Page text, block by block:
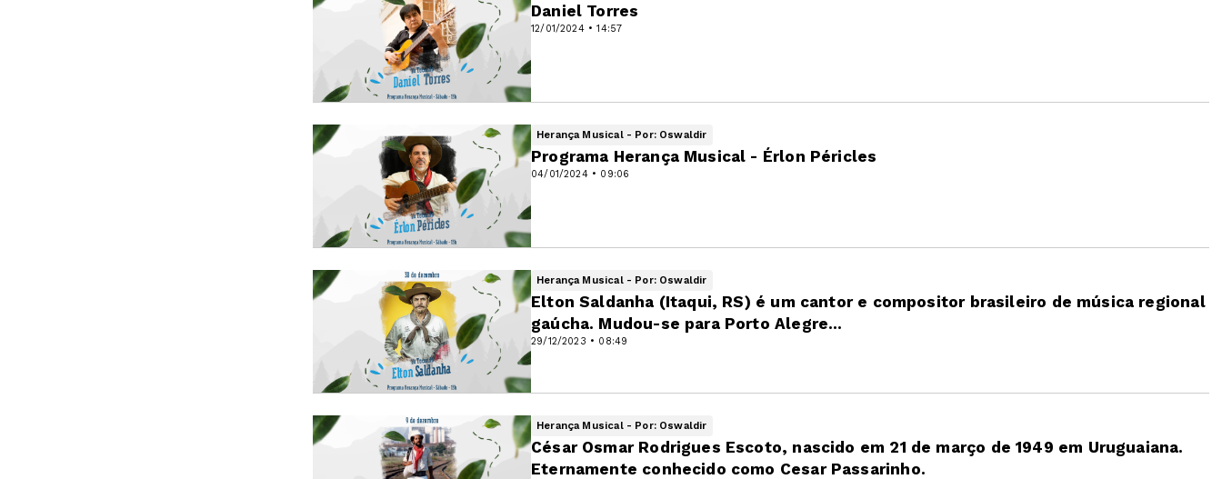
12/01/2024 • 14:57
Daniel Torres
Herança Musical - Por: Oswaldir
04/01/2024 • 09:06
Programa Herança Musical - Érlon Péricles
Herança Musical - Por: Oswaldir
29/12/2023 • 08:49
Elton Saldanha (Itaqui, RS) é um cantor e compositor brasileiro de música regional
gaúcha. Mudou-se para Porto Alegre...
Herança Musical - Por: Oswaldir
César Osmar Rodrigues Escoto, nascido em 21 de março de 1949 em Uruguaiana.
Eternamente conhecido como Cesar Passarinho.